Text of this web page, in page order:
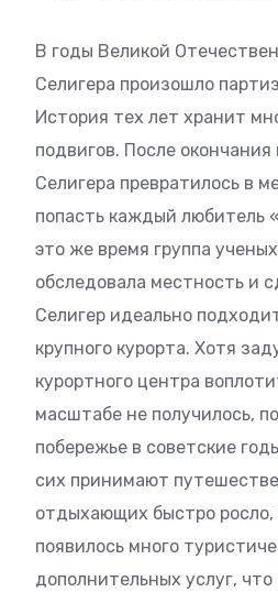
В годы Великой
Селигера произошло
История тех лет хранит
подвигов. После
Селигера превратилось в
попасть каждый любитель
это же время группа
обследовала местность и
Селигер идеально
крупного курорта. Хотя
курортного центра
масштабе не получилось,
побережье в советские
сих принимают
отдыхающих быстро
появилось много
дополнительных услуг, что